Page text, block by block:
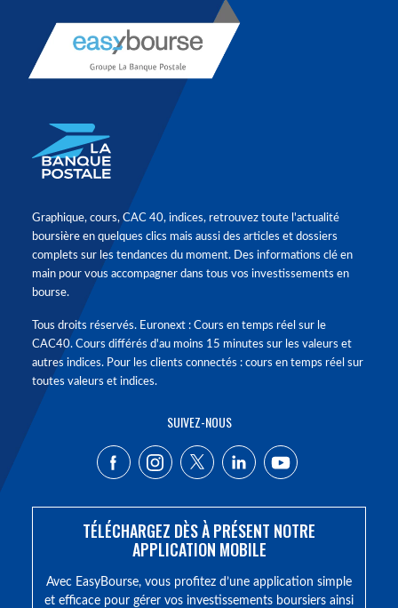
Graphique, cours, CAC 40, indices, retrouvez toute l'actualité
boursière en quelques clics mais aussi des articles et dossiers
complets sur les tendances du moment. Des informations clé en
main pour vous accompagner dans tous vos investissements en
bourse.
Tous droits réservés. Euronext : Cours en temps réel sur le
CAC40. Cours différés d'au moins 15 minutes sur les valeurs et
autres indices. Pour les clients connectés : cours en temps réel sur
toutes valeurs et indices.
SUIVEZ-NOUS
TÉLÉCHARGEZ DÈS À PRÉSENT NOTRE
APPLICATION MOBILE
Avec EasyBourse, vous profitez d’une application simple
et efficace pour gérer vos investissements boursiers ainsi